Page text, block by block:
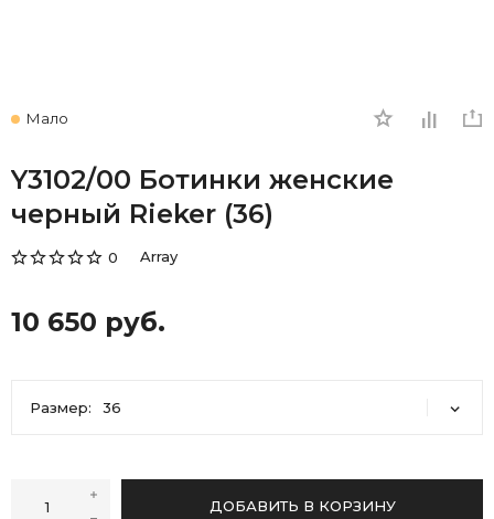
Мало
Y3102/00 Ботинки женские
черный Rieker (36)
0 Array
10 650 руб.
Размер: 36
ДОБАВИТЬ В КОРЗИНУ